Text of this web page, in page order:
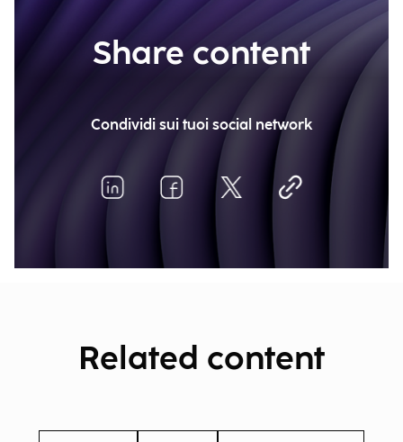
Share content
Condividi sui tuoi social network
Related content